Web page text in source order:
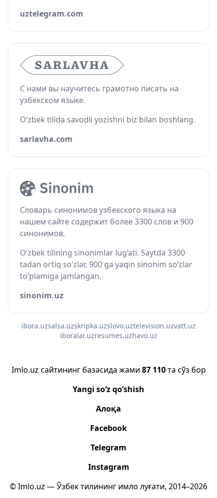
uztelegram.com
С нами вы научитесь грамотно писать на
узбекском языке.
O‘zbek tilida savodli yozishni biz bilan boshlang.
sarlavha.com
Словарь синонимов узбекского языка на
нашем сайте содержит более 3300 слов и 900
синонимов.
O‘zbek tilining sinonimlar lug‘ati. Saytda 3300
tadan ortiq so‘zlar, 900 ga yaqin sinonim so‘zlar
to‘plamiga jamlangan.
sinonim.uz
ibora.uzsalsa.uzskripka.uzslovo.uztelevision.uzvatt.uz
iboralar.uzresumes.uzhavo.uz
Imlo.uz сайтининг базасида жами 87 110та сўз бор
Yangi so‘z qo‘shish
Алоқа
Facebook
Telegram
Instagram
© Imlo.uz — Ўзбек тилининг имло луғати, 2014–2026